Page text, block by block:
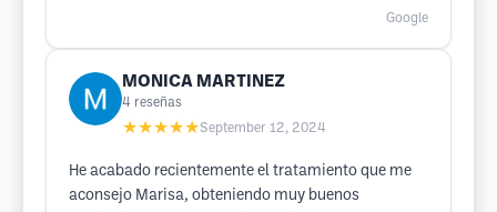
Google
MONICA MARTINEZ
4 reseñas
★★★★★September 12, 2024
He acabado recientemente el tratamiento que me
aconsejo Marisa, obteniendo muy buenos